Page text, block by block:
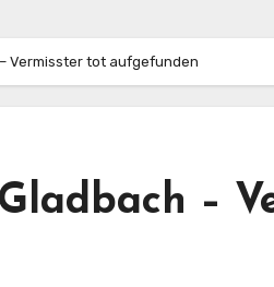
– Vermisster tot aufgefunden
–